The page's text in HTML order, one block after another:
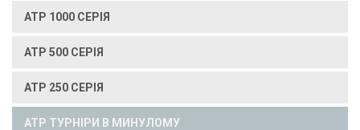
ATP 1000 СЕРІЯ
ATP 500 СЕРІЯ
ATP 250 СЕРІЯ
ATP ТУРНІРИ В МИНУЛОМУ